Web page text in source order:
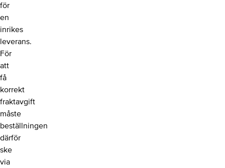
för
en
inrikes
leverans.
För
att
få
korrekt
fraktavgift
måste
beställningen
därför
ske
via